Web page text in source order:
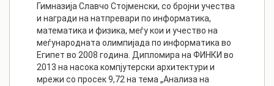
Гимназија Славчо Стојменски, со бројни учества
и награди на натпревари по информатика,
математика и физика, меѓу кои и учество на
меѓународната олимпијада по информатика во
Египет во 2008 година. Дипломира на ФИНКИ во
2013 на насока компјутерски архитектури и
мрежи со просек 9,72 на тема „Анализа на